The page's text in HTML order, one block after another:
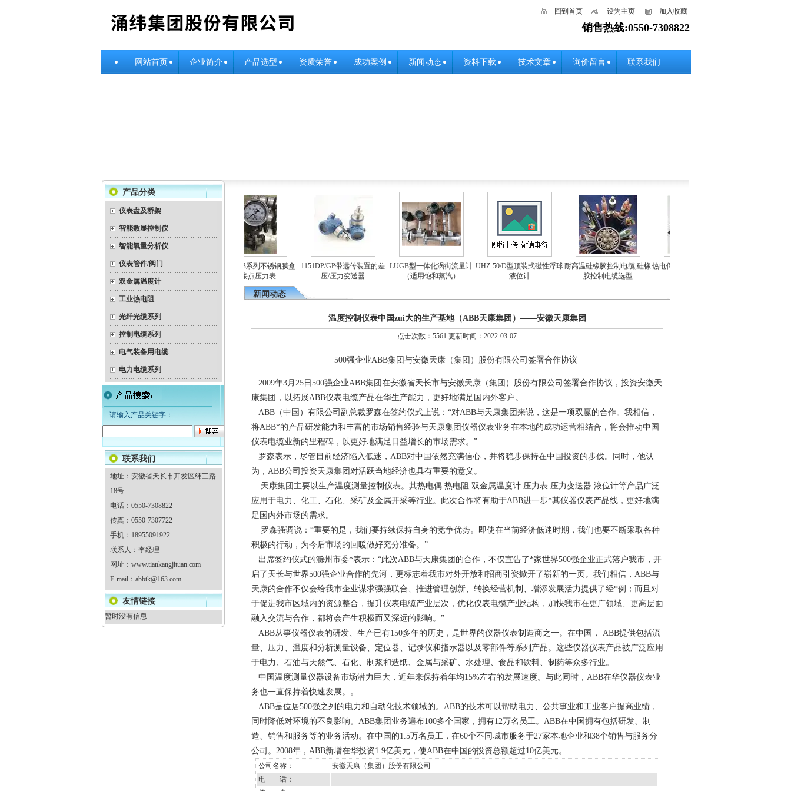
回到首页 设为主页 加入收藏
销售热线:0550-7308822
网站首页 企业简介 产品选型 资质荣誉 成功案例 新闻动态 资料下载 技术文章 询价留言 联系我们
产品分类
仪表盘及桥架
智能数显控制仪
智能氧量分析仪
仪表管件/阀门
双金属温度计
工业热电阻
光纤光缆系列
控制电缆系列
电气装备用电缆
电力电缆系列
请输入产品关键字：
联系我们
地址：安徽省天长市开发区纬三路
18号
电话：0550-7308822
传真：0550-7307722
手机：18955091922
联系人：李经理
网址： www.tiankangjituan.com
E-mail： abbtk@163.com
友情链接
暂时没有信息
带温度变送器（隔爆）热电
隔爆双金属温度计
YEX-150B系列不锈钢膜盒
电接点压力表
1151DP/GP带远传装置的差
压/压力变送器
LUGB型一体化涡街流量计
（适用饱和蒸汽）
UHZ-50/D型顶装式磁性浮球
液位计
耐高温硅橡胶控制电缆,硅橡
胶控制电缆选型
热电偶 热电阻 双金属温度计
新闻动态
温度控制仪表中国zui大的生产基地（ABB天康集团）——安徽天康集团
点击次数：5561 更新时间：2022-03-07
500强企业ABB集团与安徽天康（集团）股份有限公司签署合作协议
2009年3月25日500强企业ABB集团在安徽省天长市与安徽天康（集团）股份有限公司签署合作协议，投资安徽天
康集团，以拓展ABB仪表电缆产品在华生产能力，更好地满足国内外客户。
ABB（中国）有限公司副总裁罗森在签约仪式上说：“对ABB与天康集团来说，这是一项双赢的合作。我相信，
将ABB*的产品研发能力和丰富的市场销售经验与天康集团仪器仪表业务在本地的成功运营相结合，将会推动中国
仪表电缆业新的里程碑，以更好地满足日益增长的市场需求。”
罗森表示，尽管目前经济陷入低迷，ABB对中国依然充满信心，并将稳步保持在中国投资的步伐。同时，他认
为，ABB公司投资天康集团对活跃当地经济也具有重要的意义。
天康集团主要以生产温度测量控制仪表。其热电偶.热电阻.双金属温度计.压力表.压力变送器.液位计等产品广泛
应用于电力、化工、石化、采矿及金属开采等行业。此次合作将有助于ABB进一步*其仪器仪表产品线，更好地满
足国内外市场的需求。
罗森强调说：“重要的是，我们要持续保持自身的竞争优势。即使在当前经济低迷时期，我们也要不断采取各种
积极的行动，为今后市场的回暖做好充分准备。”
出席签约仪式的滁州市委*表示：“此次ABB与天康集团的合作，不仅宣告了*家世界500强企业正式落户我市，开
启了天长与世界500强企业合作的先河，更标志着我市对外开放和招商引资掀开了崭新的一页。我们相信，ABB与
天康的合作不仅会给我市企业谋求强强联合、推进管理创新、转换经营机制、增添发展活力提供了经*例；而且对
于促进我市区域内的资源整合，提升仪表电缆产业层次，优化仪表电缆产业结构，加快我市在更广领域、更高层面
融入交流与合作，都将会产生积极而又深远的影响。”
ABB从事仪器仪表的研发、生产已有150多年的历史，是世界的仪器仪表制造商之一。在中国， ABB提供包括流
量、压力、温度和分析测量设备、定位器、记录仪和指示器以及零部件等系列产品。这些仪器仪表产品被广泛应用
于电力、石油与天然气、石化、制浆和造纸、金属与采矿、水处理、食品和饮料、制药等众多行业。
中国温度测量仪器设备市场潜力巨大，近年来保持着年均15%左右的发展速度。与此同时，ABB在华仪器仪表业
务也一直保持着快速发展。。
ABB是位居500强之列的电力和自动化技术领域的。ABB的技术可以帮助电力、公共事业和工业客户提高业绩，
同时降低对环境的不良影响。ABB集团业务遍布100多个国家，拥有12万名员工。ABB在中国拥有包括研发、制
造、销售和服务等的业务活动。在中国的1.5万名员工，在60个不同城市服务于27家本地企业和38个销售与服务分
公司。2008年，ABB新增在华投资1.9亿美元，使ABB在中国的投资总额超过10亿美元。
公司名称：
安徽天康（集团）股份有限公司
电 话：